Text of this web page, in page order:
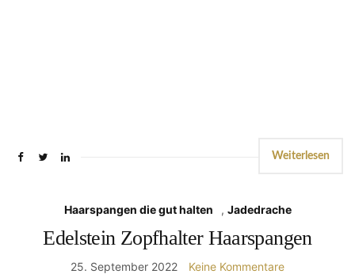
Weiterlesen
Haarspangen die gut halten , Jadedrache
Edelstein Zopfhalter Haarspangen
25. September 2022 Keine Kommentare